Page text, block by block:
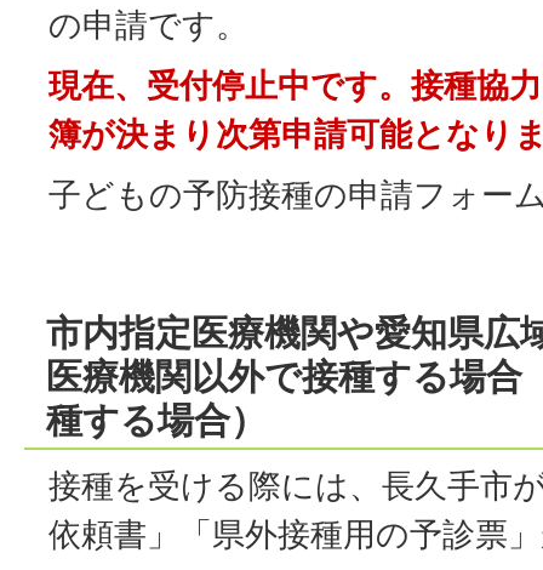
の申請です。
現在、受付停止中です。接種協
簿が決まり次第申請可能となり
子どもの予防接種の申請フォー
市内指定医療機関や愛知県広
医療機関以外で接種する場合
種する場合）
接種を受ける際には、長久手市
依頼書」「県外接種用の予診票